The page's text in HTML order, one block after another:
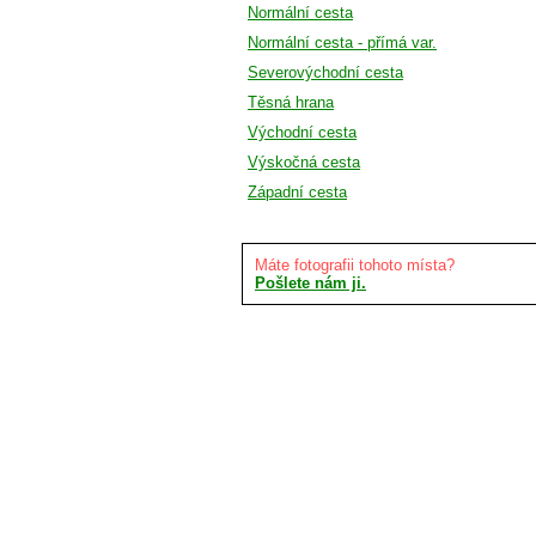
Normální cesta
Normální cesta - přímá var.
Severovýchodní cesta
Těsná hrana
Východní cesta
Výskočná cesta
Západní cesta
Máte fotografii tohoto místa?
Pošlete nám ji.